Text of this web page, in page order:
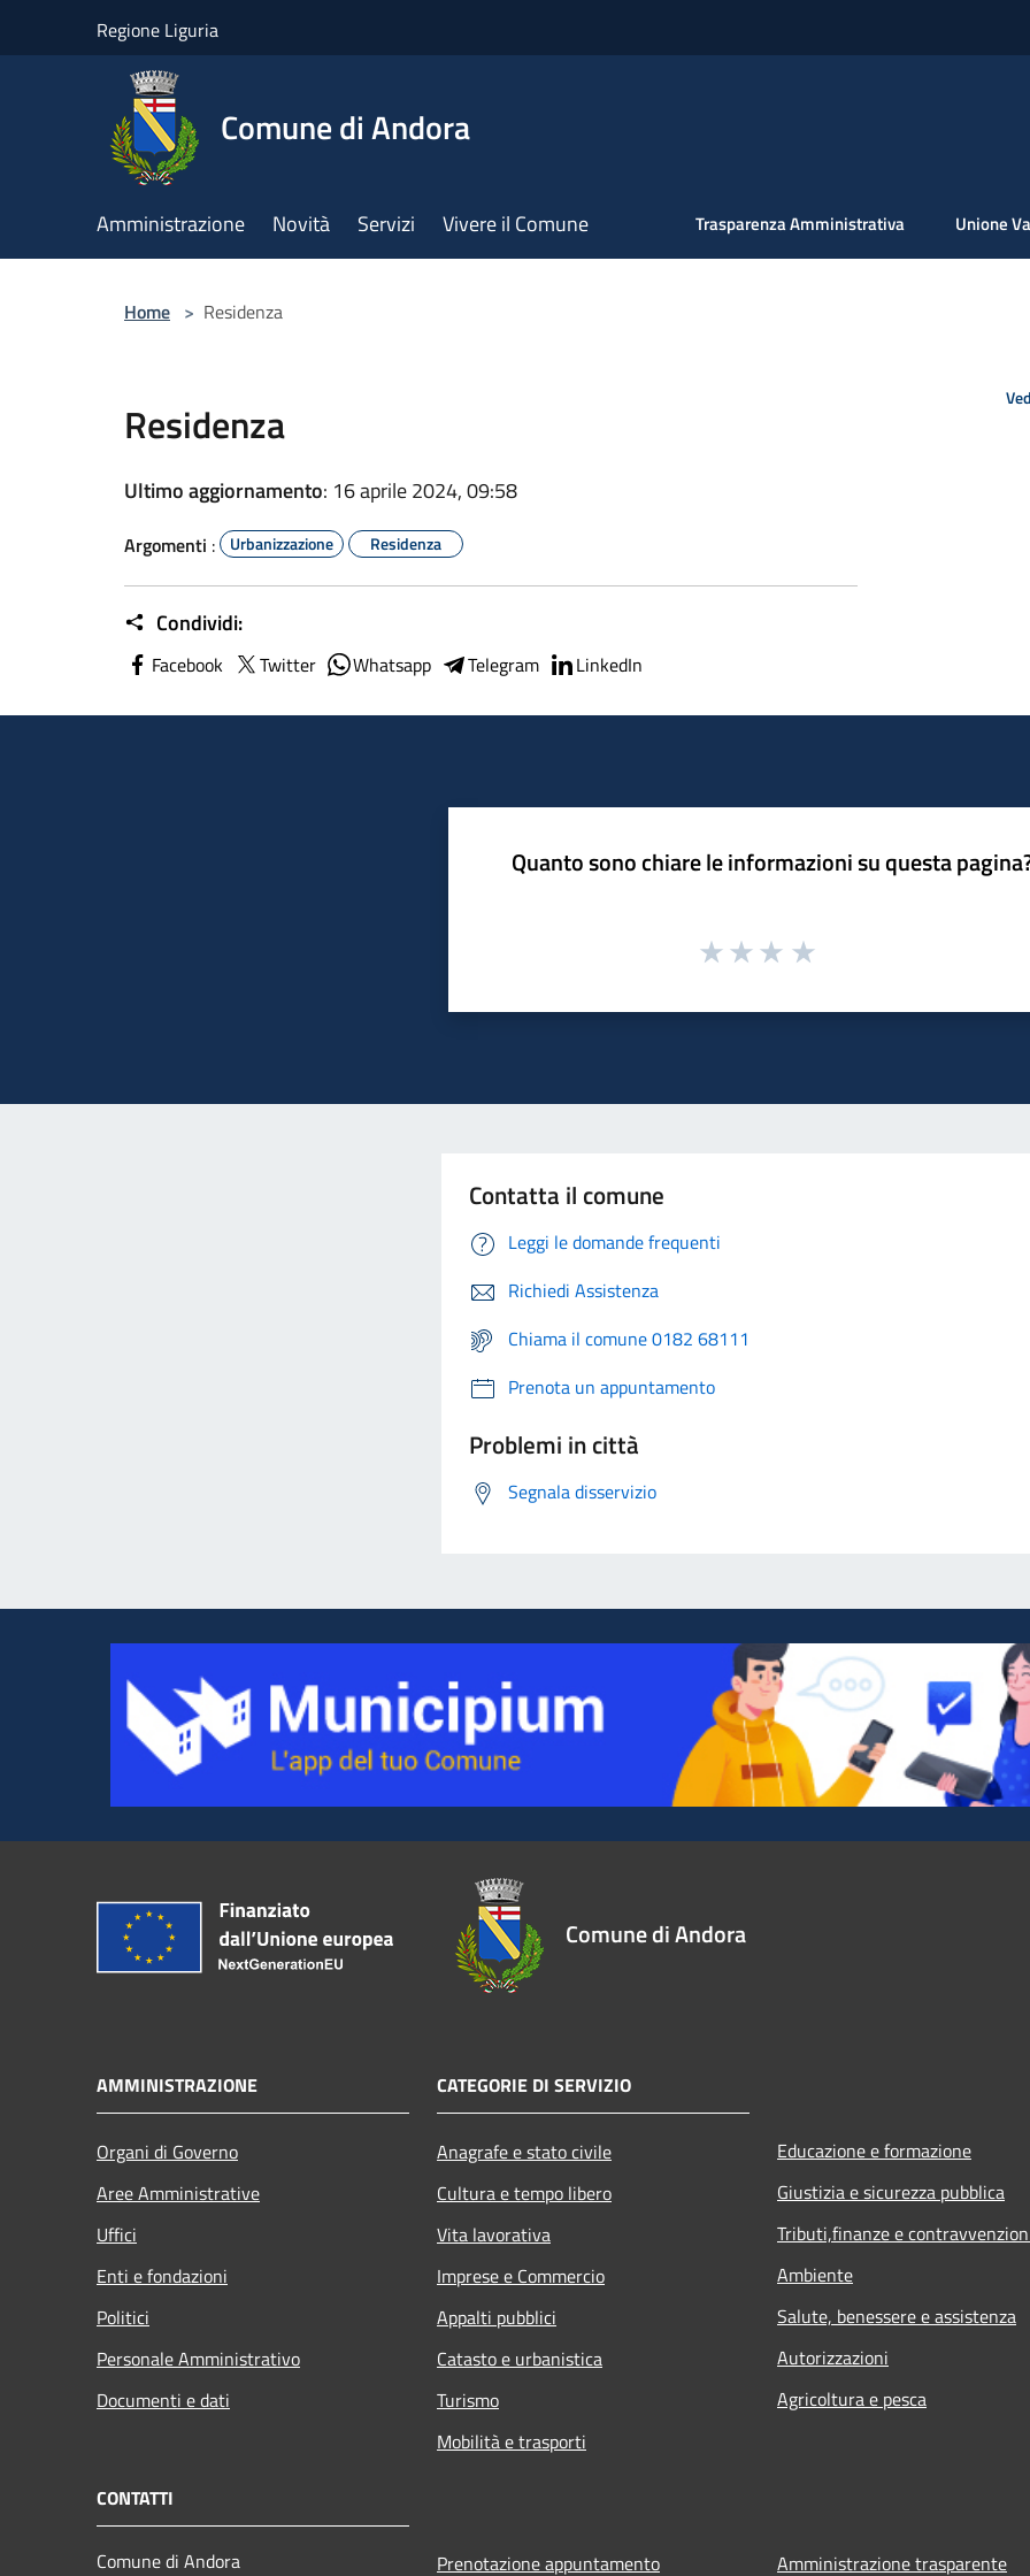
Regione Liguria
Comune di Andora
Amministrazione Novità Servizi Vivere il Comune Trasparenza Amministrativa Unione
Home > Residenza
Residenza
Ultimo aggiornamento: 16 aprile 2024, 09:58
Argomenti : Urbanizzazione Residenza
Condividi:
Facebook Twitter Whatsapp Telegram LinkedIn
Quanto sono chiare le informazioni su questa
Contatta il comune
Leggi le domande frequenti
Richiedi Assistenza
Chiama il comune 0182 68111
Prenota un appuntamento
Problemi in città
Segnala disservizio
Comune di Andora
AMMINISTRAZIONE
Organi di Governo
Aree Amministrative
Uffici
Enti e fondazioni
Politici
Personale Amministrativo
Documenti e dati
CATEGORIE DI SERVIZIO
Anagrafe e stato civile
Cultura e tempo libero
Vita lavorativa
Imprese e Commercio
Appalti pubblici
Catasto e urbanistica
Turismo
Mobilità e trasporti
Educazione e formazione
Giustizia e sicurezza pubblica
Tributi,finanze e
Ambiente
Salute, benessere e assistenza
Autorizzazioni
Agricoltura e pesca
CONTATTI
Comune di Andora Prenotazione appuntamento Amministrazione trasparente